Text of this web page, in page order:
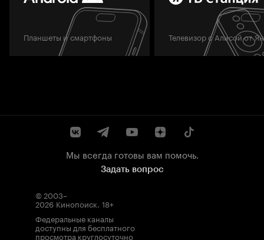
Планшеты и смартфоны Телевизор с Алисой от
Мы всегда готовы вам помочь.
Задать вопрос
© 2003–
2026 Кинопоиск. 18+
Федеральные каналы
доступны для бесплатного
просмотра круглосуточно